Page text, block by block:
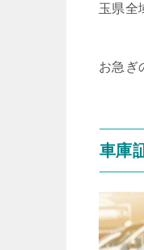
玉県全
お急ぎ
車庫